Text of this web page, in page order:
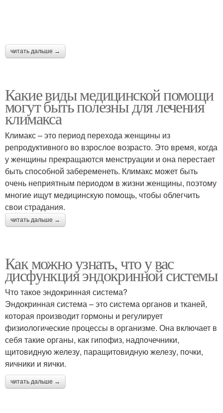
читать дальше →
Какие виды медицинской помощи
могут быть полезны для лечения
климакса
Климакс – это период перехода женщины из
репродуктивного во взрослое возрасто. Это время, когда
у женщины прекращаются менструации и она перестает
быть способной забеременеть. Климакс может быть
очень неприятным периодом в жизни женщины, поэтому
многие ищут медицинскую помощь, чтобы облегчить
свои страдания.
читать дальше →
Как можно узнать, что у вас
дисфункция эндокринной системы
Что такое эндокринная система?
Эндокринная система – это система органов и тканей,
которая производит гормоны и регулирует
физиологические процессы в организме. Она включает в
себя такие органы, как гипофиз, надпочечники,
щитовидную железу, паращитовидную железу, почки,
яичники и яички.
читать дальше →